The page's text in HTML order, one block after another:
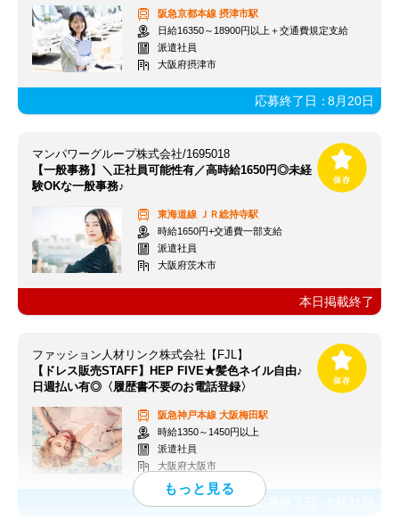
阪急京都本線 摂津市駅
日給16350～18900円以上＋交通費規定支給
派遣社員
大阪府摂津市
応募終了日：8月20日
マンパワーグループ株式会社/1695018
【一般事務】＼正社員可能性有／高時給1650円◎未経
験OKな一般事務♪
東海道線 ＪＲ総持寺駅
時給1650円+交通費一部支給
派遣社員
大阪府茨木市
本日掲載終了
ファッション人材リンク株式会社【FJL】
【ドレス販売STAFF】HEP FIVE★髪色ネイル自由♪
日週払い有◎〈履歴書不要のお電話登録〉
阪急神戸本線 大阪梅田駅
時給1350～1450円以上
派遣社員
大阪府大阪市
応募終了日：